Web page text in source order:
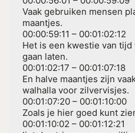
Vaak gebruiken mensen
maantjes.
00:00:59:11 – 00:01:02:12
Het is een kwestie van
gaan laten.
00:01:02:17 – 00:01:07:18
En halve maantjes zijn
walhalla voor zilvervisjes.
00:01:07:20 – 00:01:10:00
Zoals je hier goed kunt
00:01:10:02 – 00:01:12:21